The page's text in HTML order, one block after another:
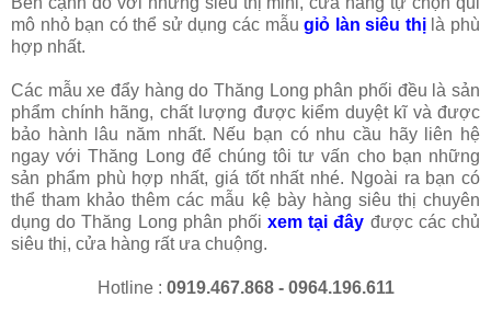
mô nhỏ bạn có thể sử dụng các mẫugiỏ làn siêu thịlà phù
hợp nhất.
Các mẫu xe đẩy hàng do Thăng Long phân phối đều là sản
phẩm chính hãng, chất lượng được kiểm duyệt kĩ và được
bảo hành lâu năm nhất. Nếu bạn có nhu cầu hãy liên hệ
ngay với Thăng Long để chúng tôi tư vấn cho bạn những
sản phẩm phù hợp nhất, giá tốt nhất nhé. Ngoài ra bạn có
thể tham khảo thêm các mẫu kệ bày hàng siêu thị chuyên
dụng do Thăng Long phân phốixem tại đây được các chủ
siêu thị, cửa hàng rất ưa chuộng.
Hotline : 0919.467.868 - 0964.196.611